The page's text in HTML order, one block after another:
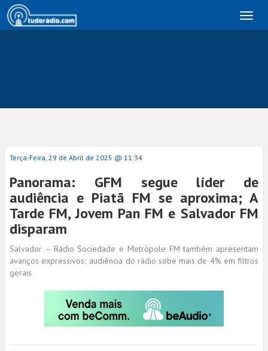
Terça-Feira, 29 de Abril de 2025 @ 11:34
Panorama: GFM segue líder de
audiência e Piatã FM se aproxima; A
Tarde FM, Jovem Pan FM e Salvador FM
disparam
Salvador – Rádio Sociedade e Metrópole FM também apresentam
avanços expressivos; audiência do rádio sobe mais de 4% em filtros
gerais